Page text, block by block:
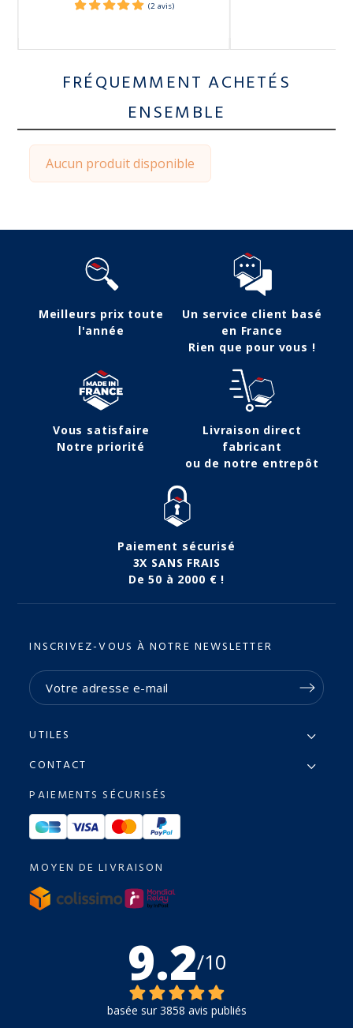
FRÉQUEMMENT ACHETÉS
ENSEMBLE
Aucun produit disponible
Meilleurs prix toute
l'année
Un service client basé
en France
Rien que pour vous !
Vous satisfaire
Notre priorité
Livraison direct
fabricant
ou de notre entrepôt
Paiement sécurisé
3X SANS FRAIS
De 50 à 2000 € !
INSCRIVEZ-VOUS À NOTRE NEWSLETTER
UTILES
CONTACT
PAIEMENTS SÉCURISÉS
MOYEN DE LIVRAISON
9.2/10
basée sur 3858 avis publiés